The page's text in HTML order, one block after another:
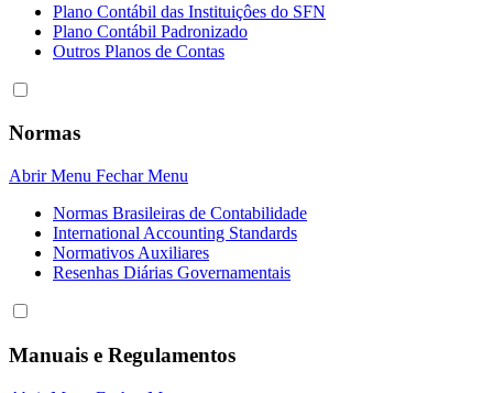
Plano Contábil das Instituiçôes do SFN
Plano Contábil Padronizado
Outros Planos de Contas
Normas
Abrir Menu Fechar Menu
Normas Brasileiras de Contabilidade
International Accounting Standards
Normativos Auxiliares
Resenhas Diárias Governamentais
Manuais e Regulamentos